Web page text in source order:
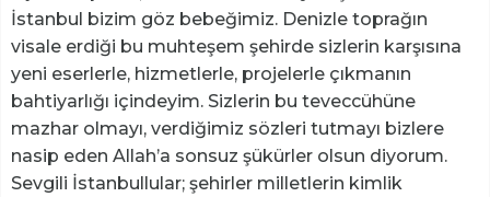
İstanbul bizim göz bebeğimiz. Denizle toprağın
visale erdiği bu muhteşem şehirde sizlerin karşısına
yeni eserlerle, hizmetlerle, projelerle çıkmanın
bahtiyarlığı içindeyim. Sizlerin bu teveccühüne
mazhar olmayı, verdiğimiz sözleri tutmayı bizlere
nasip eden Allah’a sonsuz şükürler olsun diyorum.
Sevgili İstanbullular; şehirler milletlerin kimlik